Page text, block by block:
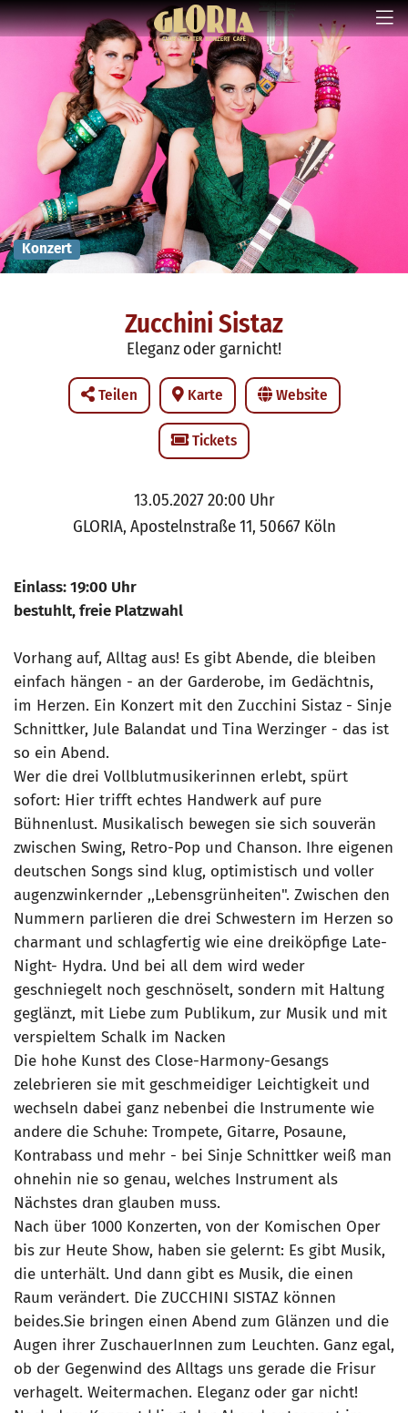
Konzert
Zucchini Sistaz
Eleganz oder garnicht!
Teilen Karte Website
Tickets
13.05.2027 20:00 Uhr
GLORIA, Apostelnstraße 11, 50667 Köln
Einlass: 19:00 Uhr
bestuhlt, freie Platzwahl
Vorhang auf, Alltag aus! Es gibt Abende, die bleiben
einfach hängen - an der Garderobe, im Gedächtnis,
im Herzen. Ein Konzert mit den Zucchini Sistaz - Sinje
Schnittker, Jule Balandat und Tina Werzinger - das ist
so ein Abend.
Wer die drei Vollblutmusikerinnen erlebt, spürt
sofort: Hier trifft echtes Handwerk auf pure
Bühnenlust. Musikalisch bewegen sie sich souverän
zwischen Swing, Retro-Pop und Chanson. Ihre eigenen
deutschen Songs sind klug, optimistisch und voller
augenzwinkernder ,,Lebensgrünheiten". Zwischen den
Nummern parlieren die drei Schwestern im Herzen so
charmant und schlagfertig wie eine dreiköpfige Late-
Night- Hydra. Und bei all dem wird weder
geschniegelt noch geschnöselt, sondern mit Haltung
geglänzt, mit Liebe zum Publikum, zur Musik und mit
verspieltem Schalk im Nacken
Die hohe Kunst des Close-Harmony-Gesangs
zelebrieren sie mit geschmeidiger Leichtigkeit und
wechseln dabei ganz nebenbei die Instrumente wie
andere die Schuhe: Trompete, Gitarre, Posaune,
Kontrabass und mehr - bei Sinje Schnittker weiß man
ohnehin nie so genau, welches Instrument als
Nächstes dran glauben muss.
Nach über 1000 Konzerten, von der Komischen Oper
bis zur Heute Show, haben sie gelernt: Es gibt Musik,
die unterhält. Und dann gibt es Musik, die einen
Raum verändert. Die ZUCCHINI SISTAZ können
beides.Sie bringen einen Abend zum Glänzen und die
Augen ihrer ZuschauerInnen zum Leuchten. Ganz egal,
ob der Gegenwind des Alltags uns gerade die Frisur
verhagelt. Weitermachen. Eleganz oder gar nicht!